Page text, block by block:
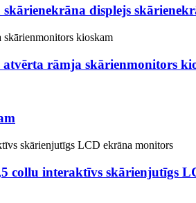
displejs
rāmja skārienmonitors
collu interaktīvs skārienjutīgs